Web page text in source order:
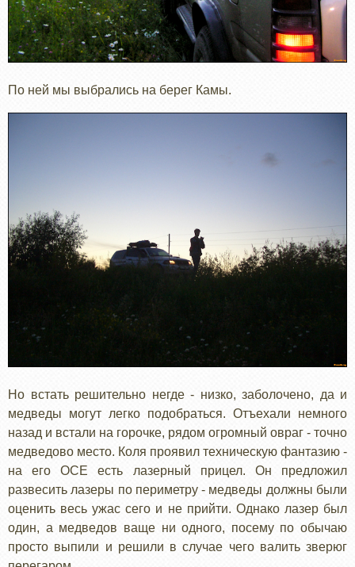
По ней мы выбрались на берег Камы.
Но встать решительно негде - низко, заболочено, да и
медведы могут легко подобраться. Отъехали немного
назад и встали на горочке, рядом огромный овраг - точно
медведово место. Коля проявил техническую фантазию -
на его ОСЕ есть лазерный прицел. Он предложил
развесить лазеры по периметру - медведы должны были
оценить весь ужас сего и не прийти. Однако лазер был
один, а медведов ваще ни одного, посему по обычаю
просто выпили и решили в случае чего валить зверюг